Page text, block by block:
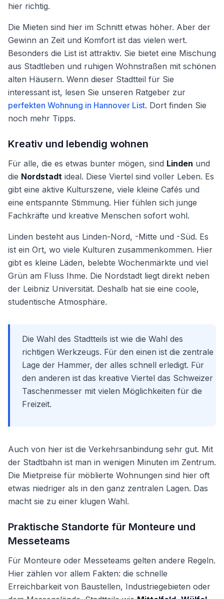
hier richtig.
Die Mieten sind hier im Schnitt etwas höher. Aber der
Gewinn an Zeit und Komfort ist das vielen wert.
Besonders die List ist attraktiv. Sie bietet eine Mischung
aus Stadtleben und ruhigen Wohnstraßen mit schönen
alten Häusern. Wenn dieser Stadtteil für Sie
interessant ist, lesen Sie unseren Ratgeber zur
perfekten Wohnung in Hannover List. Dort finden Sie
noch mehr Tipps.
Kreativ und lebendig wohnen
Für alle, die es etwas bunter mögen, sind Linden und
die Nordstadt ideal. Diese Viertel sind voller Leben. Es
gibt eine aktive Kulturszene, viele kleine Cafés und
eine entspannte Stimmung. Hier fühlen sich junge
Fachkräfte und kreative Menschen sofort wohl.
Linden besteht aus Linden-Nord, -Mitte und -Süd. Es
ist ein Ort, wo viele Kulturen zusammenkommen. Hier
gibt es kleine Läden, belebte Wochenmärkte und viel
Grün am Fluss Ihme. Die Nordstadt liegt direkt neben
der Leibniz Universität. Deshalb hat sie eine coole,
studentische Atmosphäre.
Die Wahl des Stadtteils ist wie die Wahl des
richtigen Werkzeugs. Für den einen ist die zentrale
Lage der Hammer, der alles schnell erledigt. Für
den anderen ist das kreative Viertel das Schweizer
Taschenmesser mit vielen Möglichkeiten für die
Freizeit.
Auch von hier ist die Verkehrsanbindung sehr gut. Mit
der Stadtbahn ist man in wenigen Minuten im Zentrum.
Die Mietpreise für möblierte Wohnungen sind hier oft
etwas niedriger als in den ganz zentralen Lagen. Das
macht sie zu einer klugen Wahl.
Praktische Standorte für Monteure und
Messeteams
Für Monteure oder Messeteams gelten andere Regeln.
Hier zählen vor allem Fakten: die schnelle
Erreichbarkeit von Baustellen, Industriegebieten oder